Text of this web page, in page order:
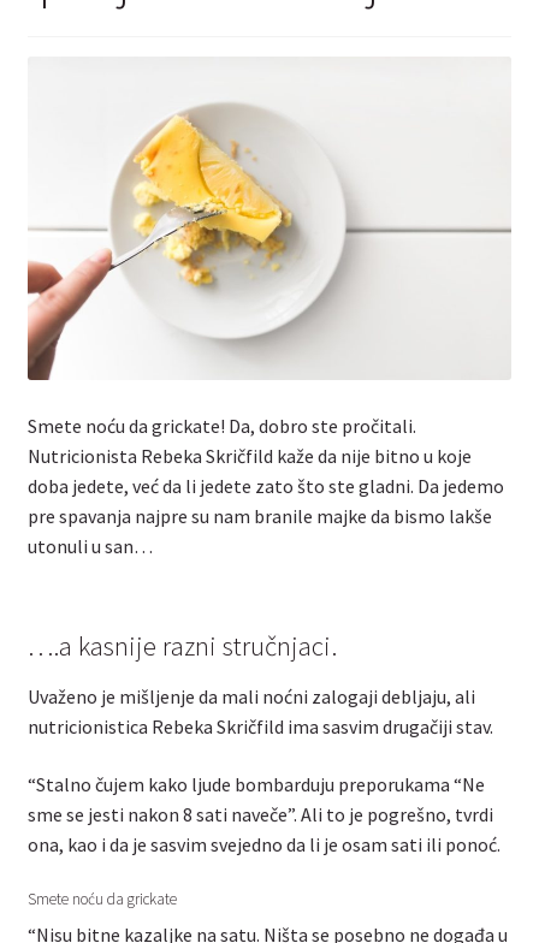
Smete noću da grickate! Da, dobro ste pročitali.
Nutricionista Rebeka Skričfild kaže da nije bitno u koje
doba jedete, već da li jedete zato što ste gladni. Da jedemo
pre spavanja najpre su nam branile majke da bismo lakše
utonuli u san…
….a kasnije razni stručnjaci.
Uvaženo je mišljenje da mali noćni zalogaji debljaju, ali
nutricionistica Rebeka Skričfild ima sasvim drugačiji stav.
“Stalno čujem kako ljude bombarduju preporukama “Ne
sme se jesti nakon 8 sati naveče”. Ali to je pogrešno, tvrdi
ona, kao i da je sasvim svejedno da li je osam sati ili ponoć.
Smete noću da grickate
“Nisu bitne kazaljke na satu. Ništa se posebno ne događa u